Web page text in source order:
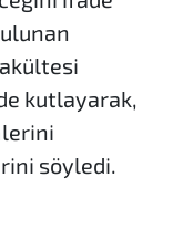
kutlayarak,
söyledi.